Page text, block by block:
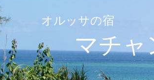
オルッサの宿
マチャ